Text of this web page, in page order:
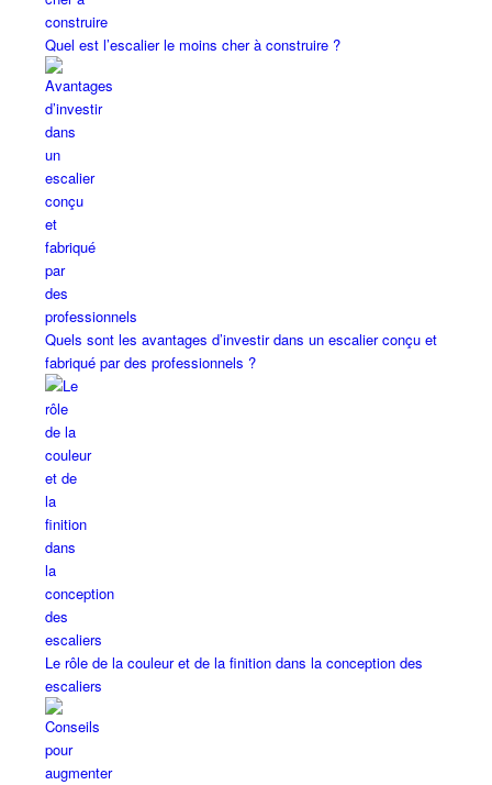
Quel est l’escalier le moins cher à construire ?
Quels sont les avantages d’investir dans un escalier conçu et
fabriqué par des professionnels ?
Le rôle de la couleur et de la finition dans la conception des
escaliers